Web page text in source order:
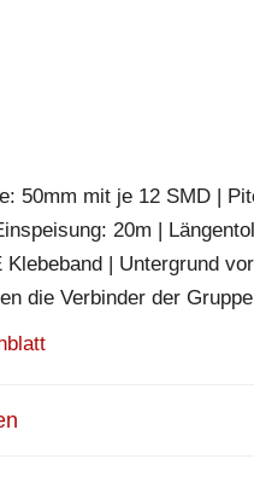
50mm mit je 12 SMD |
20m |
| Untergrund
die Verbinder der